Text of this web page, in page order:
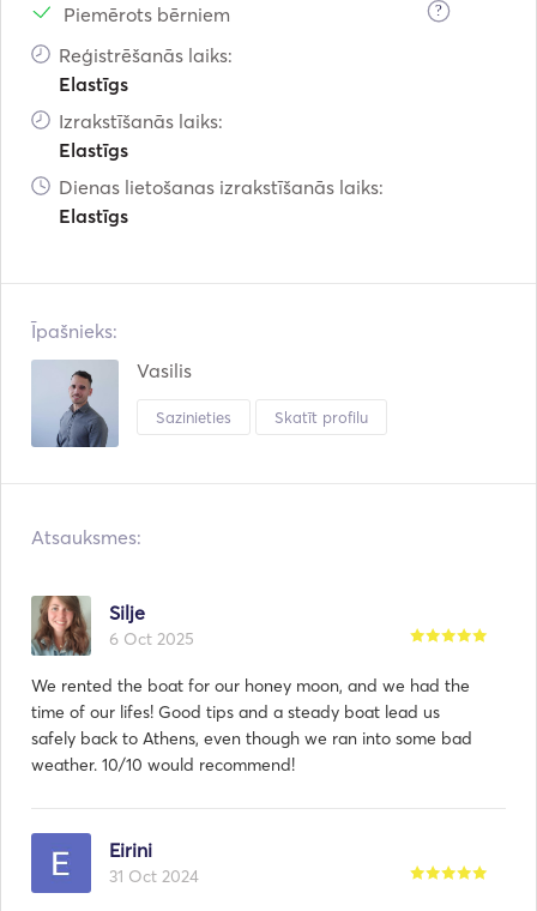
Piemērots bērniem ?
Reģistrēšanās laiks:
Elastīgs
Izrakstīšanās laiks:
Elastīgs
Dienas lietošanas izrakstīšanās laiks:
Elastīgs
Īpašnieks:
Vasilis
Sazinieties Skatīt profilu
Atsauksmes:
Silje
6 Oct 2025
We rented the boat for our honey moon, and we had the
time of our lifes! Good tips and a steady boat lead us
safely back to Athens, even though we ran into some bad
weather. 10/10 would recommend!
Eirini
31 Oct 2024